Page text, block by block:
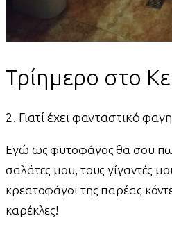
Τρίημερο στο
2. Γιατί έχει φανταστικό
Εγώ ως φυτοφάγος θα σου πω
σαλάτες μου, τους γίγαντές
κρεατοφάγοι της παρέας
καρέκλες!